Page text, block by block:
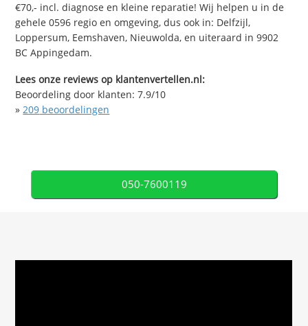
€70,- incl. diagnose en kleine reparatie! Wij helpen u in de
gehele 0596 regio en omgeving, dus ook in: Delfzijl,
Loppersum, Eemshaven, Nieuwolda, en uiteraard in 9902
BC Appingedam.
Lees onze reviews op klantenvertellen.nl:
Beoordeling door klanten:7.9/10
»209 beoordelingen
050-7600119